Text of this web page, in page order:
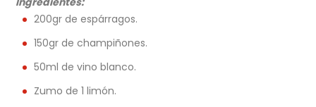
200gr de espárragos.
150gr de champiñones.
50ml de vino blanco.
Zumo de 1 limón.